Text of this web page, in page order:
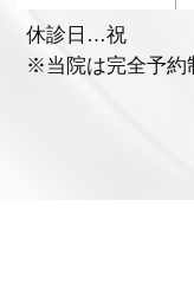
休診日…祝
※当院は完全予約